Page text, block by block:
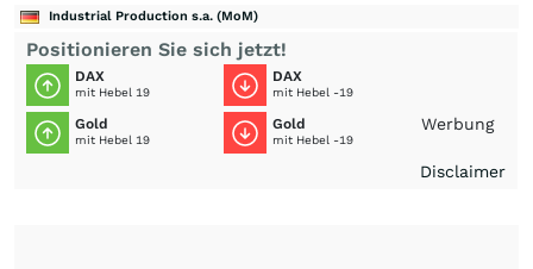
Industrial Production s.a. (MoM)
Positionieren Sie sich jetzt!
DAX
mit Hebel 19
DAX
mit Hebel -19
Gold
mit Hebel 19
Gold
mit Hebel -19
Werbung
Disclaimer